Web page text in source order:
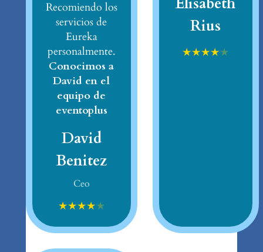
Recomiendo los
servicios de
Eureka
personalmente.
Conocimos a
David en el
equipo de
eventoplus
David
Benitez
Ceo
★★★★★
Rius
★★★★★